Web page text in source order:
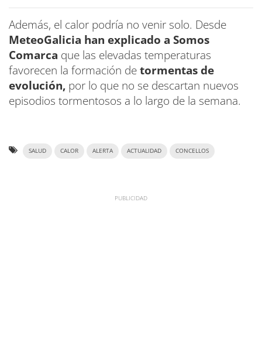
Además, el calor podría no venir solo. Desde
MeteoGalicia han explicado a Somos
Comarca que las elevadas temperaturas
favorecen la formación detormentas de
evolución, por lo que no se descartan nuevos
episodios tormentosos a lo largo de la semana.
SALUD CALOR ALERTA ACTUALIDAD CONCELLOS